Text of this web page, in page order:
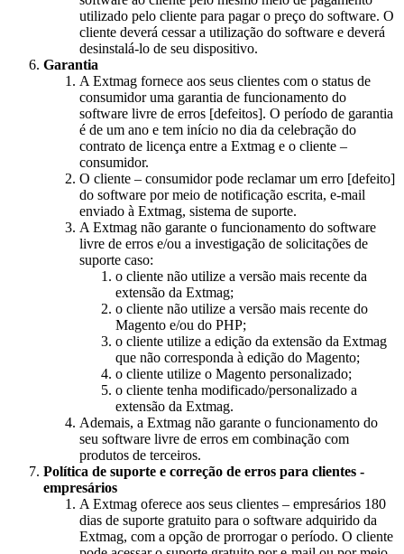
utilizado pelo cliente para pagar o preço do software. O
cliente deverá cessar a utilização do software e deverá
desinstalá-lo de seu dispositivo.
Garantia
A Extmag fornece aos seus clientes com o status de
consumidor uma garantia de funcionamento do
software livre de erros [defeitos]. O período de garantia
é de um ano e tem início no dia da celebração do
contrato de licença entre a Extmag e o cliente –
consumidor.
O cliente – consumidor pode reclamar um erro [defeito]
do software por meio de notificação escrita, e-mail
enviado à Extmag, sistema de suporte.
A Extmag não garante o funcionamento do software
livre de erros e/ou a investigação de solicitações de
suporte caso:
o cliente não utilize a versão mais recente da
extensão da Extmag;
o cliente não utilize a versão mais recente do
Magento e/ou do PHP;
o cliente utilize a edição da extensão da Extmag
que não corresponda à edição do Magento;
o cliente utilize o Magento personalizado;
o cliente tenha modificado/personalizado a
extensão da Extmag.
Ademais, a Extmag não garante o funcionamento do
seu software livre de erros em combinação com
produtos de terceiros.
Política de suporte e correção de erros para clientes -
empresários
A Extmag oferece aos seus clientes – empresários 180
dias de suporte gratuito para o software adquirido da
Extmag, com a opção de prorrogar o período. O cliente